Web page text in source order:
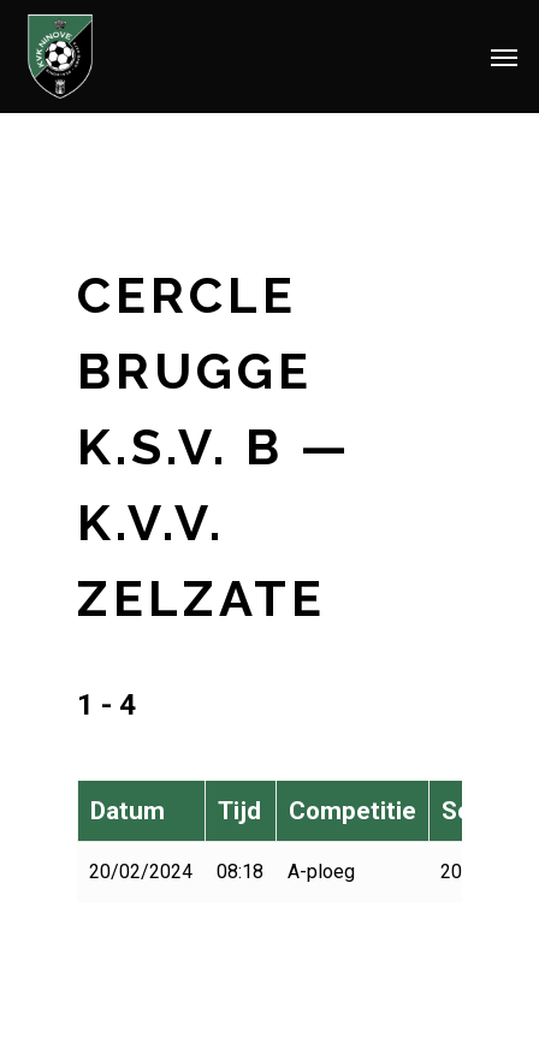
Skip
CERCLE
BRUGGE
K.S.V. B —
K.V.V.
ZELZATE
1 - 4
Datum Tijd Competitie Seizoen
20/02/2024 08:18 A-ploeg 2023-2024